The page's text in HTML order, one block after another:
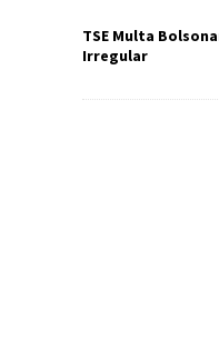
TSE Multa
Irregular